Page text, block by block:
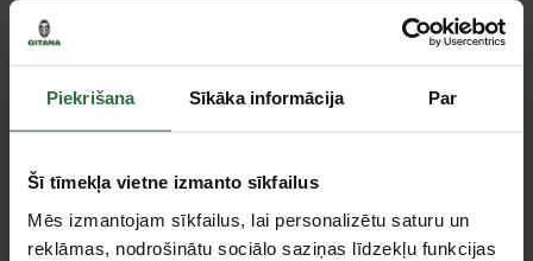
Piekrišana Sīkāka informācija Par
Šī tīmekļa vietne izmanto sīkfailus
Mēs izmantojam sīkfailus, lai personalizētu saturu un
reklāmas, nodrošinātu sociālo saziņas līdzekļu funkcijas